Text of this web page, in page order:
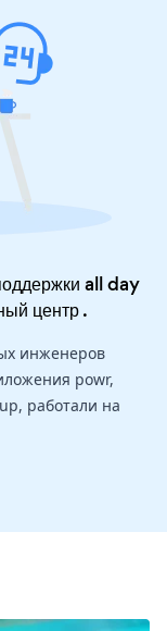
all day
центр.
инженеров
powr,
работали на